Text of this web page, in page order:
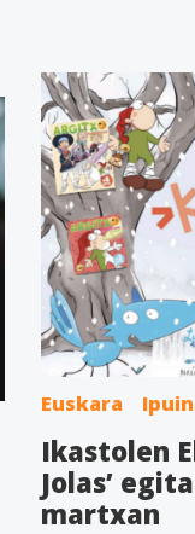
Euskara
Ikastolen
Jolas’
martxan